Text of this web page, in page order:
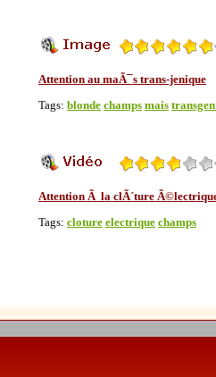
Attention au maÃ¯s trans-jenique
Tags: blonde champs mais
Attention Ã la clÃ´ture
Tags: cloture electrique champs